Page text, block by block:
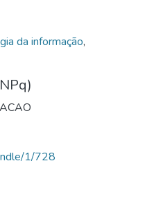
da informação,
1/728